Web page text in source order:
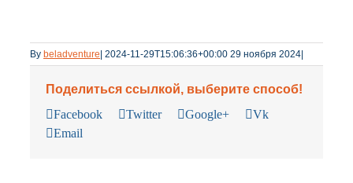
By beladventure 2024-11-29T15:06:36+00:00 29 ноября 2024
Поделиться ссылкой, выберите способ!
Facebook
Twitter Google+
Vk
Email